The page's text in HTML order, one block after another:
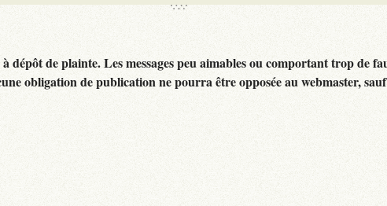
dépôt de plainte. Les messages peu aimables ou comportant trop de
obligation de publication ne pourra être opposée au webmaster,